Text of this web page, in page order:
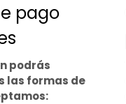
pago
podrás
las formas de